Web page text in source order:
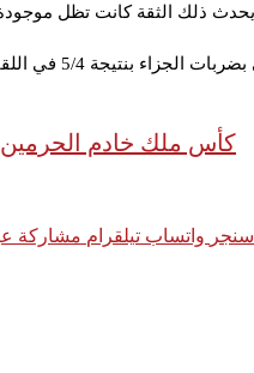
ذلك الثقة كانت تظل
أمس ضمن منافسات البطولة المحلية.
كأس ملك خادم الحرمين
واتساب تيلقرام مشاركة